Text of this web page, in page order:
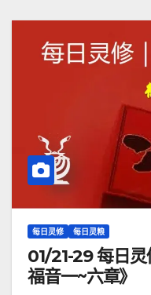
每日灵修 每日灵粮
01/21-29 每日
福音一~六章》